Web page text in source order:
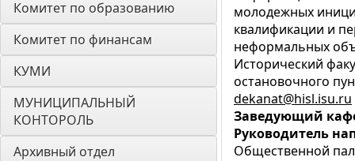
Комитет по образованию
Комитет по финансам
КУМИ
МУНИЦИПАЛЬНЫЙ
КОНТОРОЛЬ
Архивный отдел
молодежных
квалификации и
неформальных
Исторический
остановочного
dekanat@hisl.isu.ru
Заведующий
Руководитель
Общественной